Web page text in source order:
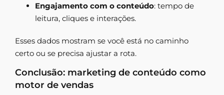
Engajamento com o conteúdo: tempo de
leitura, cliques e interações.
Esses dados mostram se você está no caminho
certo ou se precisa ajustar a rota.
Conclusão: marketing de conteúdo como
motor de vendas